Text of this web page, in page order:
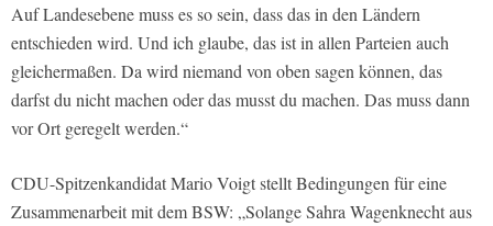
Auf Landesebene muss es so sein, dass das in den Ländern
entschieden wird. Und ich glaube, das ist in allen Parteien auch
gleichermaßen. Da wird niemand von oben sagen können, das
darfst du nicht machen oder das musst du machen. Das muss dann
vor Ort geregelt werden.“
CDU-Spitzenkandidat Mario Voigt stellt Bedingungen für eine
Zusammenarbeit mit dem BSW: „Solange Sahra Wagenknecht aus